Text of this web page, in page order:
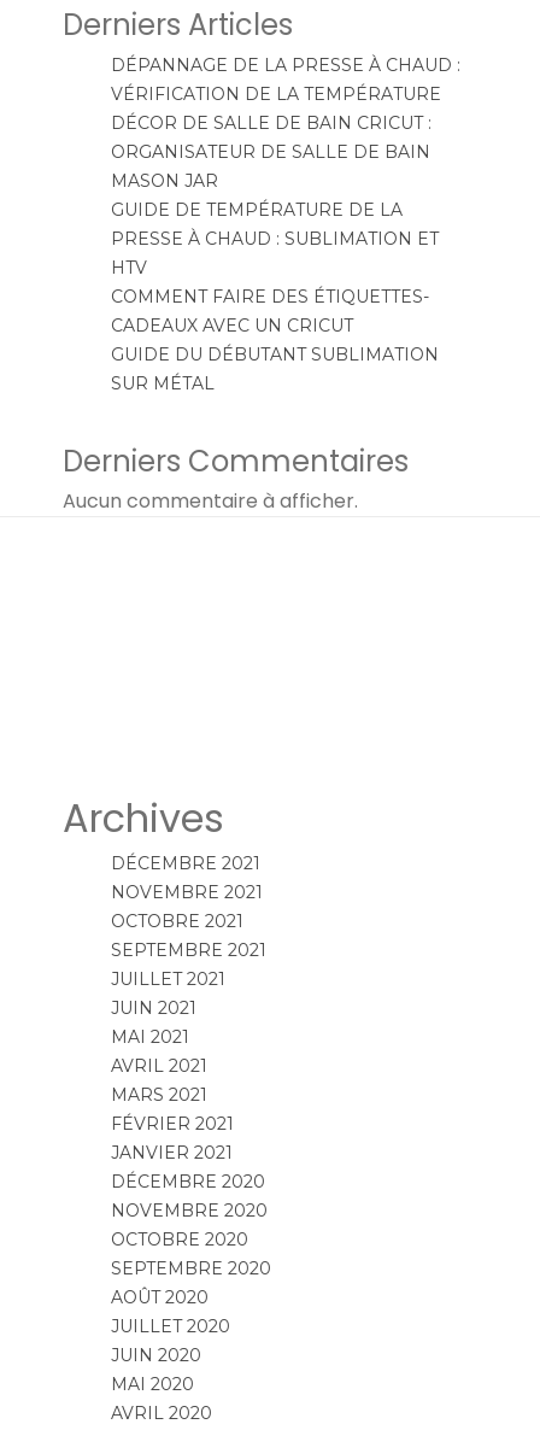
Derniers Articles
DÉPANNAGE DE LA PRESSE À CHAUD :
VÉRIFICATION DE LA TEMPÉRATURE
DÉCOR DE SALLE DE BAIN CRICUT :
ORGANISATEUR DE SALLE DE BAIN
MASON JAR
GUIDE DE TEMPÉRATURE DE LA
PRESSE À CHAUD : SUBLIMATION ET
HTV
COMMENT FAIRE DES ÉTIQUETTES-
CADEAUX AVEC UN CRICUT
GUIDE DU DÉBUTANT SUBLIMATION
SUR MÉTAL
Derniers Commentaires
Aucun commentaire à afficher.
Archives
DÉCEMBRE 2021
NOVEMBRE 2021
OCTOBRE 2021
SEPTEMBRE 2021
JUILLET 2021
JUIN 2021
MAI 2021
AVRIL 2021
MARS 2021
FÉVRIER 2021
JANVIER 2021
DÉCEMBRE 2020
NOVEMBRE 2020
OCTOBRE 2020
SEPTEMBRE 2020
AOÛT 2020
JUILLET 2020
JUIN 2020
MAI 2020
AVRIL 2020